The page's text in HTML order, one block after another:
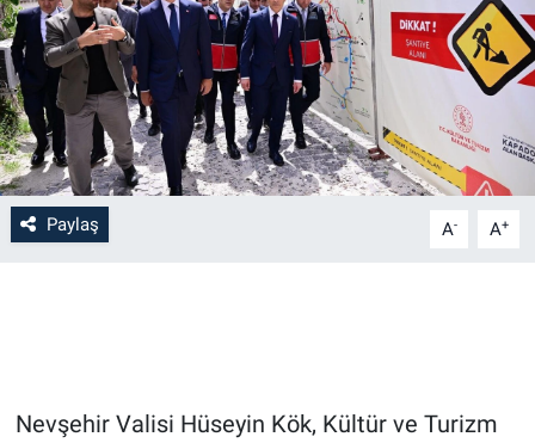
Paylaş A- A+
Nevşehir Valisi Hüseyin Kök, Kültür ve Turizm
Kültür
3.Sayfa
Medya
Bilim-Tek
Kayseri